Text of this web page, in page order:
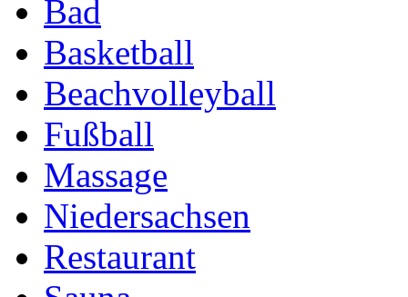
Bad
Basketball
Beachvolleyball
Fußball
Massage
Niedersachsen
Restaurant